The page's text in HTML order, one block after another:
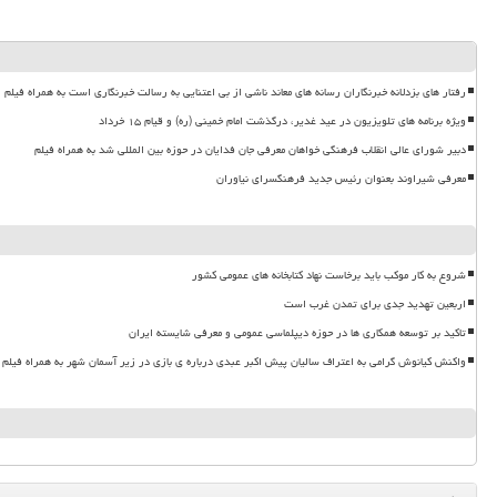
رفتار های بزدلانه خبرنگاران رسانه های معاند ناشی از بی اعتنایی به رسالت خبرنگاری است به همراه فیلم
ویژه برنامه های تلویزیون در عید غدیر، درگذشت امام خمینی (ره) و قیام ۱۵ خرداد
دبیر شورای عالی انقلاب فرهنگی خواهان معرفی جان فدایان در حوزه بین المللی شد به همراه فیلم
معرفی شیراوند بعنوان رئیس جدید فرهنگسرای نیاوران
شروع به کار موکب باید برخاست نهاد کتابخانه های عمومی کشور
اربعین تهدید جدی برای تمدن غرب است
تاکید بر توسعه همکاری ها در حوزه دیپلماسی عمومی و معرفی شایسته ایران
واکنش کیانوش گرامی به اعتراف سالیان پیش اکبر عبدی درباره ی بازی در زیر آسمان شهر به همراه فیلم